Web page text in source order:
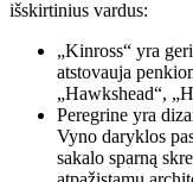
išskirtinius vardus:
„Kinross“ yra
atstovauja
„Hawkshead“,
Peregrine yra
Vyno daryklos
sakalo sparną